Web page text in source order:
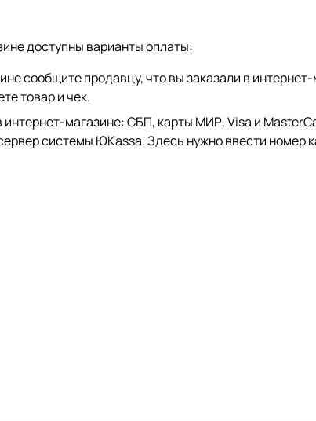
доступны варианты оплаты:
сообщите продавцу, что вы заказали в
товар и чек.
магазине: СБП, карты МИР, Visa и
системы ЮKassa. Здесь нужно ввести номер